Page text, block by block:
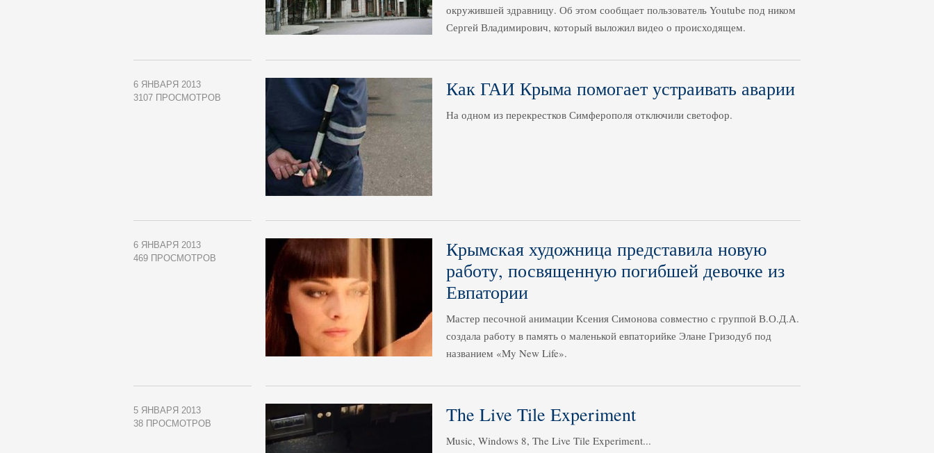
окружившей здравницу. Об этом сообщает пользователь Youtube под ником
Сергей Владимирович, который выложил видео о происходящем.
6 ЯНВАРЯ 2013
3107 ПРОСМОТРОВ
Как ГАИ Крыма помогает устраивать аварии
На одном из перекрестков Симферополя отключили светофор.
6 ЯНВАРЯ 2013
469 ПРОСМОТРОВ
Крымская художница представила новую
работу, посвященную погибшей девочке из
Евпатории
Мастер песочной анимации Ксения Симонова совместно с группой В.О.Д.А.
создала работу в память о маленькой евпаторийке Элане Гризодуб под
названием «My New Life».
5 ЯНВАРЯ 2013
38 ПРОСМОТРОВ
The Live Tile Experiment
Music, Windows 8, The Live Tile Experiment...